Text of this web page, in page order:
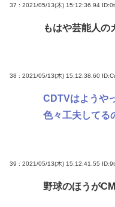
37 : 2021/05/13(木) 15:12:36.94
もはや芸能人の
38 : 2021/05/13(木) 15:12:38.60
CDTVはようや
色々工夫してる
39 : 2021/05/13(木) 15:12:41.55
野球のほうが